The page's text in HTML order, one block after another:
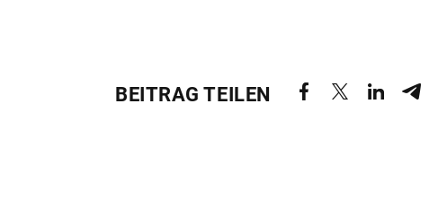
BEITRAG TEILEN